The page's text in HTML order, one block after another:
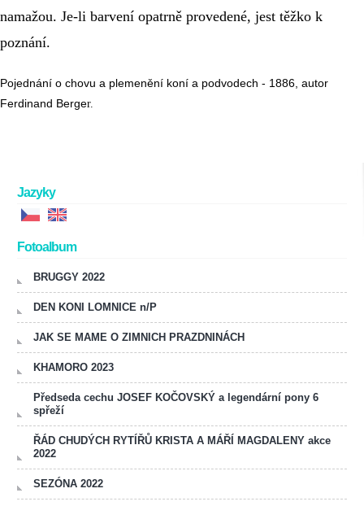
namažou. Je-li barvení opatrně provedené, jest těžko k
poznání.
Pojednání o chovu a plemenění koní a podvodech - 1886, autor
Ferdinand Berger.
Jazyky
Fotoalbum
BRUGGY 2022
DEN KONI LOMNICE n/P
JAK SE MAME O ZIMNICH PRAZDNINÁCH
KHAMORO 2023
Předseda cechu JOSEF KOČOVSKÝ a legendární pony 6
spřeží
ŘÁD CHUDÝCH RYTÍŘŮ KRISTA A MÁŘÍ MAGDALENY akce
2022
SEZÓNA 2022